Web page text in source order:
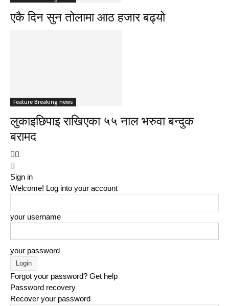
एकै दिन सुन तोलामा आठ हजार बढ्यो
Feature Breaking news
लुकाइछिपाइ राखिएका ५५ नाल भरुवा बन्दुक
बरामद
Sign in
Welcome! Log into your account
your username
your password
Forgot your password? Get help
Password recovery
Recover your password